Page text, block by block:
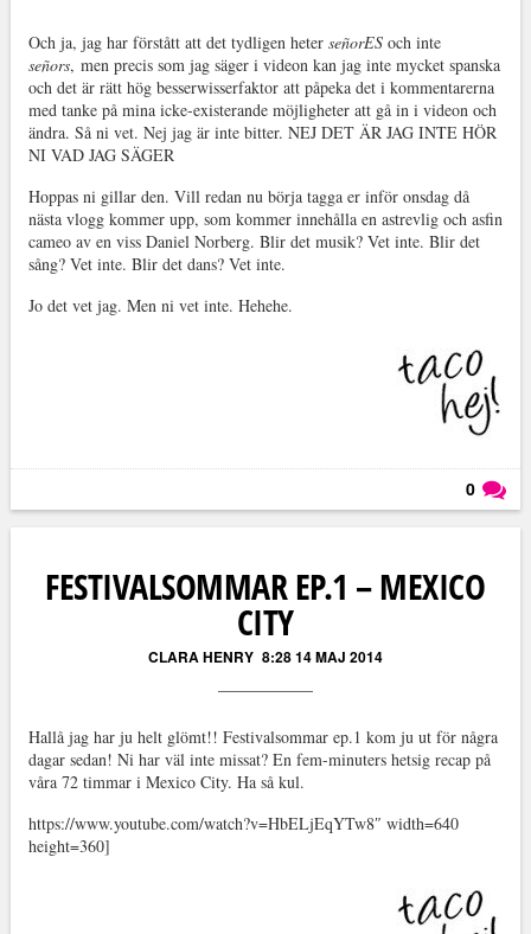
Och ja, jag har förstått att det tydligen heter señorES och inte
señors, men precis som jag säger i videon kan jag inte mycket spanska
och det är rätt hög besserwisserfaktor att påpeka det i kommentarerna
med tanke på mina icke-existerande möjligheter att gå in i videon och
ändra. Så ni vet. Nej jag är inte bitter. NEJ DET ÄR JAG INTE HÖR
NI VAD JAG SÄGER
Hoppas ni gillar den. Vill redan nu börja tagga er inför onsdag då
nästa vlogg kommer upp, som kommer innehålla en astrevlig och asfin
cameo av en viss Daniel Norberg. Blir det musik? Vet inte. Blir det
sång? Vet inte. Blir det dans? Vet inte.
Jo det vet jag. Men ni vet inte. Hehehe.
0
FESTIVALSOMMAR EP.1 – MEXICO
CITY
CLARA HENRY 8:28 14 MAJ 2014
Hallå jag har ju helt glömt!! Festivalsommar ep.1 kom ju ut för några
dagar sedan! Ni har väl inte missat? En fem-minuters hetsig recap på
våra 72 timmar i Mexico City. Ha så kul.
https://www.youtube.com/watch?v=HbELjEqYTw8″ width=640
height=360]